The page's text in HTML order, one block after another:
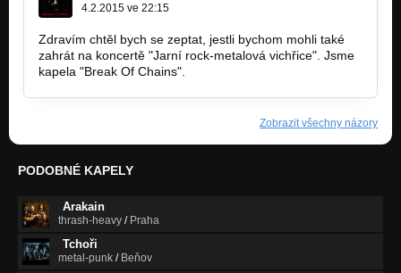
4.2.2015 ve 22:15
Zdravím chtěl bych se zeptat, jestli bychom mohli také
zahrát na koncertě "Jarní rock-metalová vichřice". Jsme
kapela "Break Of Chains".
Zobrazit všechny názory
PODOBNÉ KAPELY
Arakain
thrash-heavy / Praha
Tchoři
metal-punk / Beňov